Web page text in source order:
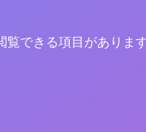
覧できる項目がありま